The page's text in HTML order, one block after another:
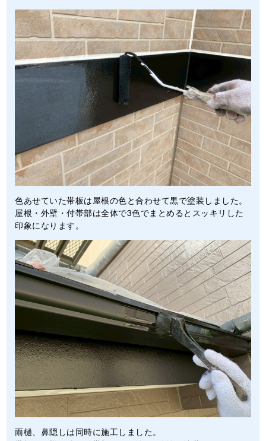
色あせていた帯板は屋根の色と合わせて黒で塗装しました。
屋根・外壁・付帯部は全体で3色でまとめるとスッキリした
印象になります。
雨樋、鼻隠しは同時に施工しました。